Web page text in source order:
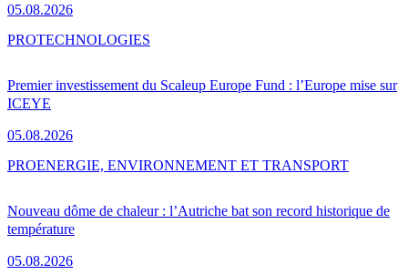
05.08.2026
Premier investissement du Scaleup Europe Fund : l’Europe mise sur
ICEYE
05.08.2026
PROTECHNOLOGIES
Nouveau dôme de chaleur : l’Autriche bat son record historique de
température
05.08.2026
PROENERGIE, ENVIRONNEMENT ET TRANSPORT